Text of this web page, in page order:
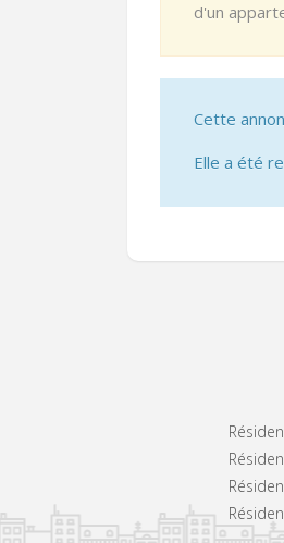
d'un
Cette
Elle a été